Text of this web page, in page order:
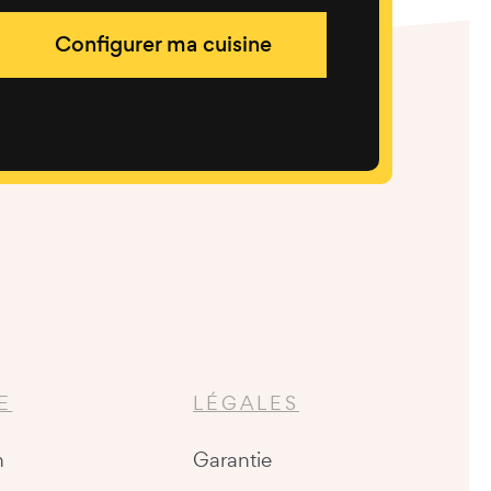
Configurer ma cuisine
LÉGALES
Garantie